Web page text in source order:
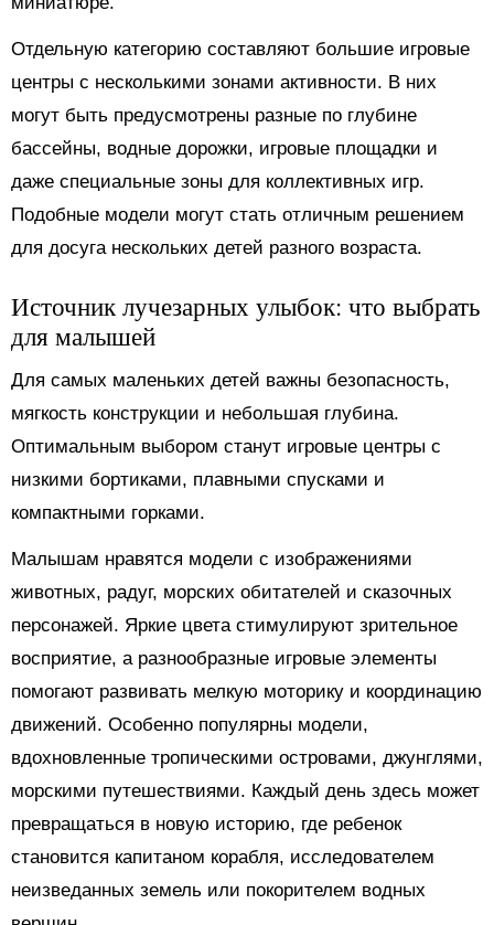
Отдельную категорию составляют большие игровые
центры с несколькими зонами активности. В них
могут быть предусмотрены разные по глубине
бассейны, водные дорожки, игровые площадки и
даже специальные зоны для коллективных игр.
Подобные модели могут стать отличным решением
для досуга нескольких детей разного возраста.
Источник лучезарных улыбок: что выбрать
для малышей
Для самых маленьких детей важны безопасность,
мягкость конструкции и небольшая глубина.
Оптимальным выбором станут игровые центры с
низкими бортиками, плавными спусками и
компактными горками.
Малышам нравятся модели с изображениями
животных, радуг, морских обитателей и сказочных
персонажей. Яркие цвета стимулируют зрительное
восприятие, а разнообразные игровые элементы
помогают развивать мелкую моторику и координацию
движений. Особенно популярны модели,
вдохновленные тропическими островами, джунглями,
морскими путешествиями. Каждый день здесь может
превращаться в новую историю, где ребенок
становится капитаном корабля, исследователем
неизведанных земель или покорителем водных